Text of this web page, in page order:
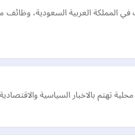
العربية السعودية، وظائف
تهتم بالاخبار السياسية